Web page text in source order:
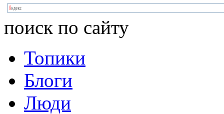
поиск по сайту
Топики
Блоги
Люди